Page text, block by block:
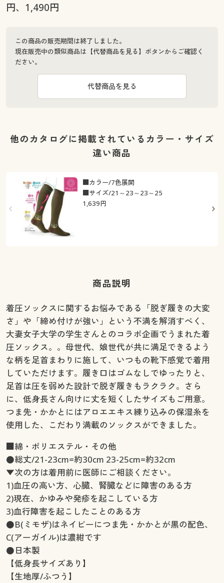
円、1,490円
この商品の販売期間は終了しました。
現在販売中の類似商品は【代替商品を見る】ボタンからご確認く
ださい。
代替商品を見る
他のカタログに掲載されているカラー・サイズ
違い商品
1,639円
■カラー/7色展開
■サイズ/21～23～23～25
商品説明
着圧ソックスに関するお悩みである「脱ぎ履きの大変
さ」や「締め付けが強い」という不満を解消すべく、
大妻女子大学の学生さんとのコラボ企画でうまれた着
圧ソックス。。母世代、娘世代が共に満足できるよう
な柄を足首まわりに施して、いつもの靴下感覚で着用
していただけます。履き口はゴムなしでゆったりと、
足首は圧を弱めた設計で脱ぎ履きもラクラク。さら
に、低身長さん向けに丈を短くしたサイズもご用意。
つま先・かかとにはアロエエキス練り込みの保湿糸を
使用した、こだわり満載のソックスができました。
■綿・ポリエステル・その他
●総丈/21-23cm=約30cm 23-25cm=約32cm
▼次の方は着用前に医師にご相談ください。
1)血圧の高い方、心臓、腎臓などに障害のある方
2)現在、かゆみや発疹を起こしている方
3)血行障害を起こしたことのある方
●B(ミモザ)はネイビーにつま先・かかとが黒の配色、
C(アーガイル)は濃紺です
●日本製
【低身長サイズあり】
【生地厚/ふつう】